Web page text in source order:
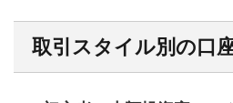
取引スタイル別の口